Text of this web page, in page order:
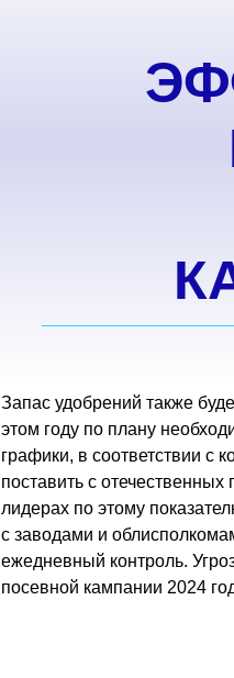
Запас удобрений также
этом году по плану
графики, в соответствии с
поставить с
лидерах по этому
с заводами и
ежедневный контроль.
посевной кампании 2024